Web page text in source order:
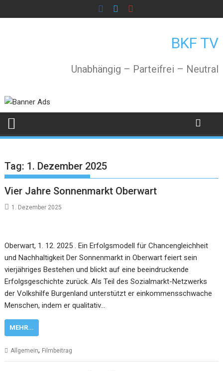
to
BKF TV
Unabhängig – Parteifrei – Neutral
Tag: 1. Dezember 2025
Vier Jahre Sonnenmarkt Oberwart
1. Dezember 2025
Oberwart, 1. 12. 2025 . Ein Erfolgsmodell für Chancengleichheit
und Nachhaltigkeit Der Sonnenmarkt in Oberwart feiert sein
vierjähriges Bestehen und blickt auf eine beeindruckende
Erfolgsgeschichte zurück. Als Teil des Sozialmarkt-Netzwerks
der Volkshilfe Burgenland unterstützt er einkommensschwache
Menschen, indem er qualitativ…
MEHR...
Allgemein, Filmbeitrag